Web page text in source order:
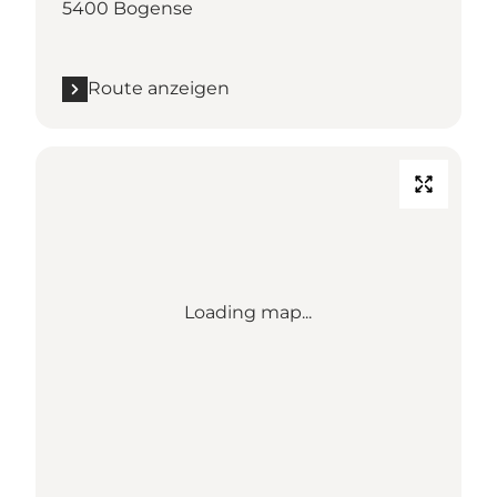
5400 Bogense
Route anzeigen
Loading map...